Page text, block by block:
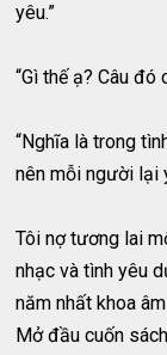
yêu.”
“Gì thế ạ? Câu đó
“Nghĩa là trong
nên mỗi người lại
Tôi nợ tương lai
nhạc và tình yêu
năm nhất khoa
Mở đầu cuốn